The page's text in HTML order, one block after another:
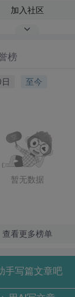
加入社区
榜
至今
暂无数据
查看更多榜单
手写篇文章吧